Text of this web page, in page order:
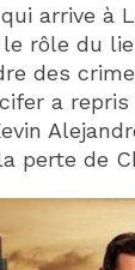
arrive à
rôle du
des
a
perte de